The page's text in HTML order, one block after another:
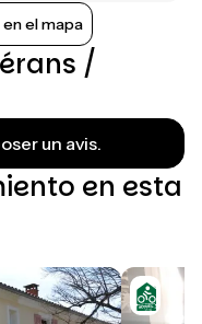
en el mapa
/
un avis.
en esta